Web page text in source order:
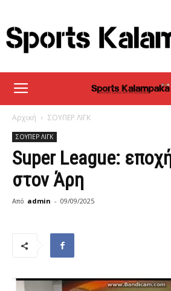
sportskalampaka
Αρχική ΣΟΥΠΕΡ ΛΙΓΚ
ΣΟΥΠΕΡ ΛΙΓΚ
Super League:
στον Άρη
Από admin - 09/09/2025